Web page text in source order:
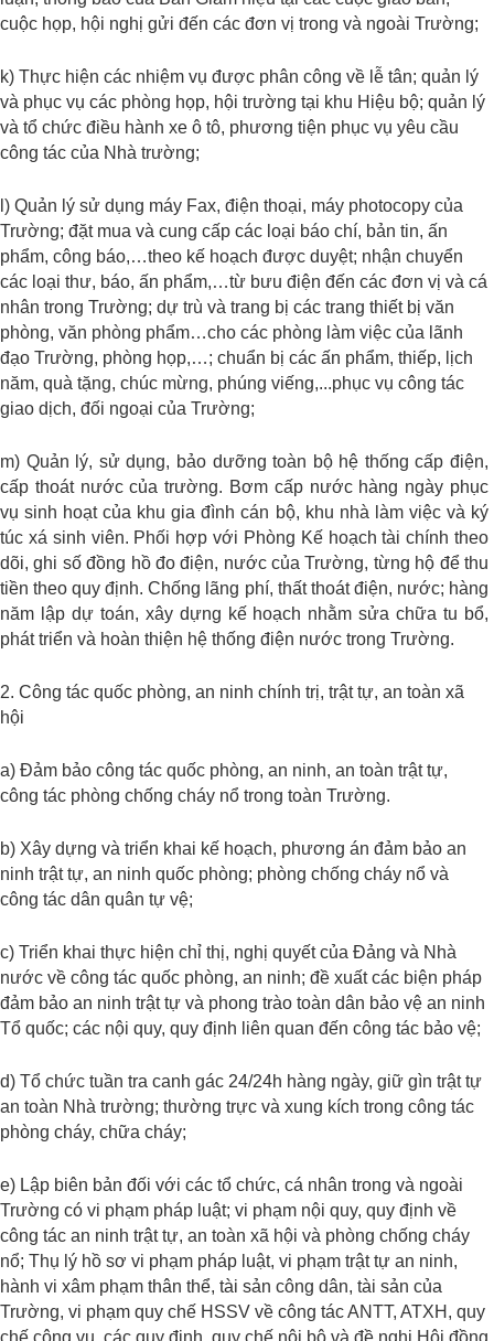
cuộc họp, hội nghị gửi đến các đơn vị trong và ngoài Trường;
k) Thực hiện các nhiệm vụ được phân công về lễ tân; quản lý
và phục vụ các phòng họp, hội trường tại khu Hiệu bộ; quản lý
và tổ chức điều hành xe ô tô, phương tiện phục vụ yêu cầu
công tác của Nhà trường;
l) Quản lý sử dụng máy Fax, điện thoại, máy photocopy của
Trường; đặt mua và cung cấp các loại báo chí, bản tin, ấn
phẩm, công báo,…theo kế hoạch được duyệt; nhận chuyển
các loại thư, báo, ấn phẩm,…từ bưu điện đến các đơn vị và cá
nhân trong Trường; dự trù và trang bị các trang thiết bị văn
phòng, văn phòng phẩm…cho các phòng làm việc của lãnh
đạo Trường, phòng họp,…; chuẩn bị các ấn phẩm, thiếp, lịch
năm, quà tặng, chúc mừng, phúng viếng,...phục vụ công tác
giao dịch, đối ngoại của Trường;
m) Quản lý, sử dụng, bảo dưỡng toàn bộ hệ thống cấp điện,
cấp thoát nước của trường. Bơm cấp nước hàng ngày phục
vụ sinh hoạt của khu gia đình cán bộ, khu nhà làm việc và ký
túc xá sinh viên. Phối hợp với Phòng Kế hoạch tài chính theo
dõi, ghi số đồng hồ đo điện, nước của Trường, từng hộ để thu
tiền theo quy định. Chống lãng phí, thất thoát điện, nước; hàng
năm lập dự toán, xây dựng kế hoạch nhằm sửa chữa tu bổ,
phát triển và hoàn thiện hệ thống điện nước trong Trường.
2. Công tác quốc phòng, an ninh chính trị, trật tự, an toàn xã
hội
a) Đảm bảo công tác quốc phòng, an ninh, an toàn trật tự,
công tác phòng chống cháy nổ trong toàn Trường.
b) Xây dựng và triển khai kế hoạch, phương án đảm bảo an
ninh trật tự, an ninh quốc phòng; phòng chống cháy nổ và
công tác dân quân tự vệ;
c) Triển khai thực hiện chỉ thị, nghị quyết của Đảng và Nhà
nước về công tác quốc phòng, an ninh; đề xuất các biện pháp
đảm bảo an ninh trật tự và phong trào toàn dân bảo vệ an ninh
Tổ quốc; các nội quy, quy định liên quan đến công tác bảo vệ;
d) Tổ chức tuần tra canh gác 24/24h hàng ngày, giữ gìn trật tự
an toàn Nhà trường; thường trực và xung kích trong công tác
phòng cháy, chữa cháy;
e) Lập biên bản đối với các tổ chức, cá nhân trong và ngoài
Trường có vi phạm pháp luật; vi phạm nội quy, quy định về
công tác an ninh trật tự, an toàn xã hội và phòng chống cháy
nổ; Thụ lý hồ sơ vi phạm pháp luật, vi phạm trật tự an ninh,
hành vi xâm phạm thân thể, tài sản công dân, tài sản của
Trường, vi phạm quy chế HSSV về công tác ANTT, ATXH, quy
chế công vụ, các quy định, quy chế nội bộ và đề nghị Hội đồng